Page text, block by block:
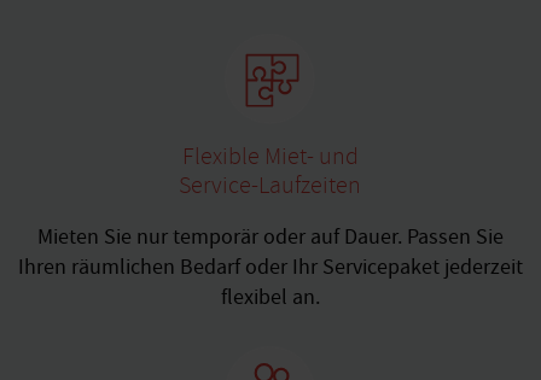
Flexible Miet- und
Service-Laufzeiten
Mieten Sie nur temporär oder auf Dauer. Passen Sie
Ihren räumlichen Bedarf oder Ihr Servicepaket jederzeit
flexibel an.